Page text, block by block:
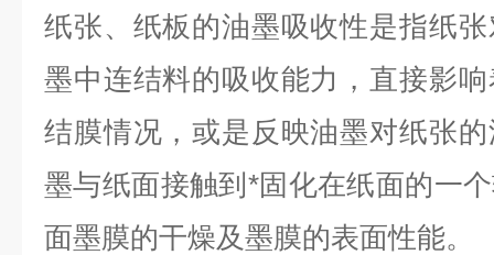
纸张、纸板的油墨吸收性是指纸
墨中连结料的吸收能力，直接影
结膜情况，或是反映油墨对纸张
墨与纸面接触到*固化在纸面的一
面墨膜的干燥及墨膜的表面性能。